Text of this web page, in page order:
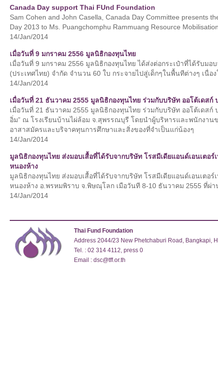
Canada Day support Thai FUnd Foundation
Sam Cohen and John Casella, Canada Day Committee presents
Day 2013 to Ms. Puangchomphu Rammuang Resource
14/Jan/2014
เมื่อวันที่ 9 มกราคม 2556 มูลนิธิกองทุนไทย
เมื่อวันที่ 9 มกราคม 2556 มูลนิธิกองทุนไทย ได้ส่งต่อกระเป๋าที่ได้รับมอ
(ประเทศไทย) จำกัด จำนวน 60 ใบ กระจายไปสู่เด็กๆในพื้นทีต่างๆ เนื่อ
14/Jan/2014
เมื่อวันที่ 21 ธันวาคม 2555 มูลนิธิกองทุนไทย ร่วมกับบริษัท ออโต้เดสก์
เมื่อวันที่ 21 ธันวาคม 2555 มูลนิธิกองทุนไทย ร่วมกับบริษัท ออโต้เดสก์
อิ่ม” ณ โรงเรียนบ้านไผ่ล้อม จ.สุพรรณบุรี โดยนำผู้บริหารและพนักงาน
อาสาสมัครและบริจาคทุนการศึกษาและสิ่งของที่จำเป็นแก่น้องๆ
14/Jan/2014
มูลนิธิกองทุนไทย ส่งมอบเสื้อที่ได้รับจากบริษัท โรสมีเดียแอนด์เอนเตอ
หนองห้าง
มูลนิธิกองทุนไทย ส่งมอบเสื้อที่ได้รับจากบริษัท โรสมีเดียแอนด์เอนเตอ
หนองห้าง อ.พรหมพิราบ จ.พิษณุโลก เมือวันที 8-10 ธันวาคม 2555 ที่ผ่า
14/Jan/2014
Thai Fund Foundation
Address 2044/23 New Phetchaburi Road, Bangkapi,
Tel. : 02 314 4112, press 0
Email : dsc@tff.or.th